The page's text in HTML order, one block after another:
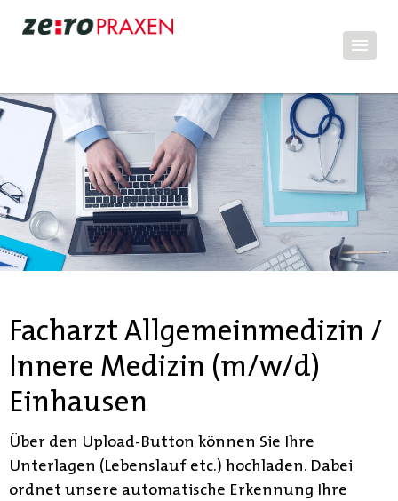
Facharzt Allgemeinmedizin /
Innere Medizin (m/w/d)
Einhausen
Über den Upload-Button können Sie Ihre
Unterlagen (Lebenslauf etc.) hochladen. Dabei
ordnet unsere automatische Erkennung Ihre